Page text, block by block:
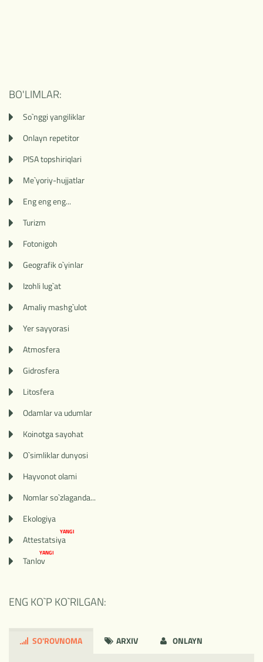
BO'LIMLAR:
So`nggi yangiliklar
Onlayn repetitor
PISA topshiriqlari
Me`yoriy-hujjatlar
Eng eng eng...
Turizm
Fotonigoh
Geografik o`yinlar
Izohli lug`at
Amaliy mashg`ulot
Yer sayyorasi
Atmosfera
Gidrosfera
Litosfera
Odamlar va udumlar
Koinotga sayohat
O`simliklar dunyosi
Hayvonot olami
Nomlar so`zlaganda...
Ekologiya
Attestatsiya
YANGI
Tanlov
YANGI
ENG KO`P KO`RILGAN:
SO'ROVNOMA ARXIV ONLAYN